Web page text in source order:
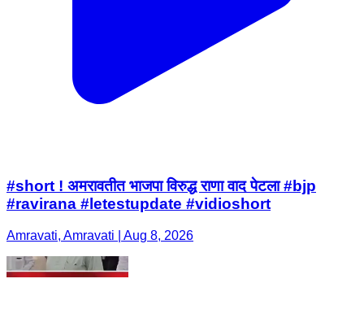
#short ! अमरावतीत भाजपा विरुद्ध राणा वाद पेटला #bjp
#ravirana #letestupdate #vidioshort
Amravati, Amravati | Aug 8, 2026